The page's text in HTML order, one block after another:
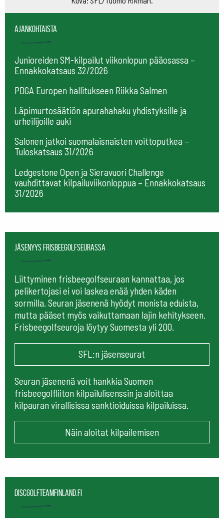
Ajankohtaista
Junioreiden SM-kilpailut viikonlopun pääosassa –
Ennakkokatsaus 32/2026
PDGA Europen hallitukseen Riikka Salmen
Läpimurtosäätiön apurahahaku yhdistyksille ja
urheilijoille auki
Salonen jatkoi suomalaisnaisten voittoputkea –
Tuloskatsaus 31/2026
Ledgestone Open ja Sieravuori Challenge
vauhdittavat kilpailuviikonloppua – Ennakkokatsaus
31/2026
Jäsenyys frisbeegolfseurassa
Liittyminen frisbeegolfseuraan kannattaa, jos
pelikertojasi ei voi laskea enää yhden käden
sormilla. Seuran jäsenenä hyödyt monista eduista,
mutta pääset myös vaikuttamaan lajin kehitykseen.
Frisbeegolfseuroja löytyy Suomesta yli 200.
SFL:n jäsenseurat
Seuran jäsenenä voit hankkia Suomen
frisbeegolfliiton kilpailulisenssin ja aloittaa
kilpauran virallisissa sanktioiduissa kilpailuissa.
Näin aloitat kilpailemisen
Discgolfteamfinland.fi